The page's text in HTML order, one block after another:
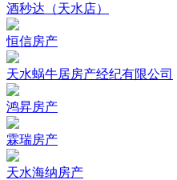
酒秒达（天水店）
恒信房产
天水蜗牛居房产经纪有限公司
鸿昇房产
霖瑞房产
天水海纳房产